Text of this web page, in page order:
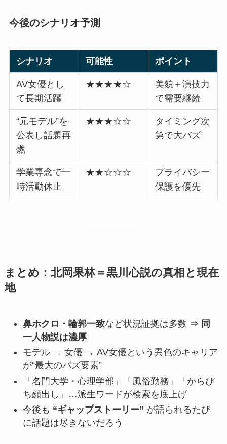
今後のシナリオ予測
シナリオ 可能性 ポイント
AV女優とし
て長期活躍
★★★★☆
美貌＋演技力
で需要継続
“元モデル”を
公表し話題再
燃
★★★☆☆
タイミング次
第で大バズ
学業専念で一
時活動休止
★★☆☆☆
プライバシー
保護を優先
まとめ：北岡果林＝黒川心説の真相と現在
地
鼻ホクロ・輪郭一致など状況証拠は多数 ⇒ 同
一人物説は濃厚
モデル → 女優 → AV女優という異色のキャリア
が“最大のバズ要素”
「名門大学・心理学部」「風俗勤務」「からぴ
ち顔出し」…派生ワードが検索を底上げ
今後も “ギャップストーリー” が語られるたび
に話題は尽きないだろう